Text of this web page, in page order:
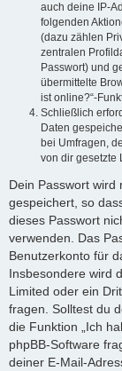
auch deine IP-
folgenden
(dazu zählen
zentralen
Passwort) und
übermittelte
ist online?“-
Schließlich
Daten
bei Umfragen,
von dir gesetzte
Dein Passwort wird
gespeichert, so
dieses Passwort
verwenden. Das
Benutzerkonto für
Insbesondere wird
Limited oder ein
fragen. Solltest du
die Funktion „Ich
phpBB-Software
deiner E-Mail-